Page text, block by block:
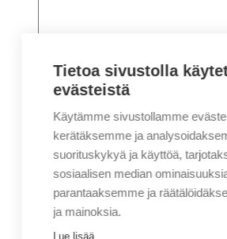
Nimi*
Etunimi
Sähköposti*
Puhelin*
Tietoa sivustolla
evästeistä
Käytämme sivustollamme
kerätäksemme ja
suorituskykyä ja käyttöä,
sosiaalisen median
parantaaksemme ja
ja mainoksia.
Lue lisää